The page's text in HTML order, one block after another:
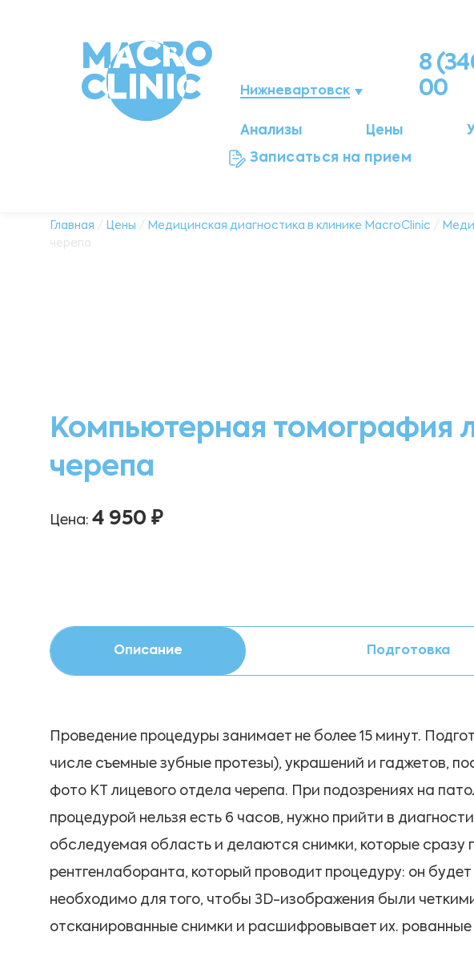
Нижневартовск
Мегион
8
00
Анализы Цены
Записаться на прием
Главная / Цены / Медицинская диагностика в клинике MacroClinic /
черепа
Компьютерная томография
черепа
Цена: 4 950 ₽
Описание Подготовка
Проведение процедуры занимает не более 15 минут.
числе съемные зубные протезы), украшений и гаджетов,
фото КТ лицевого отдела черепа. При подозрениях на
процедурой нельзя есть 6 часов, нужно прийти в
обследуемая область и делаются снимки, которые
рентгенлаборанта, который проводит процедуру: он
необходимо для того, чтобы 3D-изображения были
отсканированные снимки и расшифровывает их.